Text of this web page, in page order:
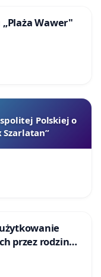
Wawer"
Polskiej o
przez rodzinne